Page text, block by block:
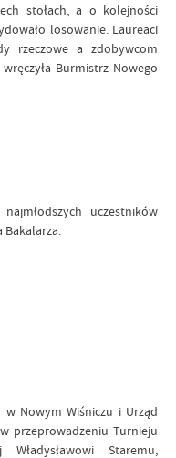
stołach, a o kolejności
losowanie. Laureaci
rzeczowe a zdobywcom
Burmistrz Nowego
uczestników
Bakalarza.
Nowym Wiśniczu i Urząd
przeprowadzeniu Turnieju
Staremu,